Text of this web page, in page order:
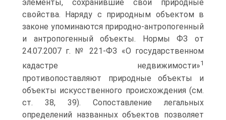
элементы, сохранившие свои природные
свойства. Наряду с природным объектом в
законе упоминаются природно-антропогенный
и антропогенный объекты. Нормы ФЗ от
24.07.2007 г. № 221-ФЗ «О государственном
кадастре недвижимости»1
противопоставляют природные объекты и
объекты искусственного происхождения (см.
ст. 38, 39). Сопоставление легальных
определений названных объектов позволяет